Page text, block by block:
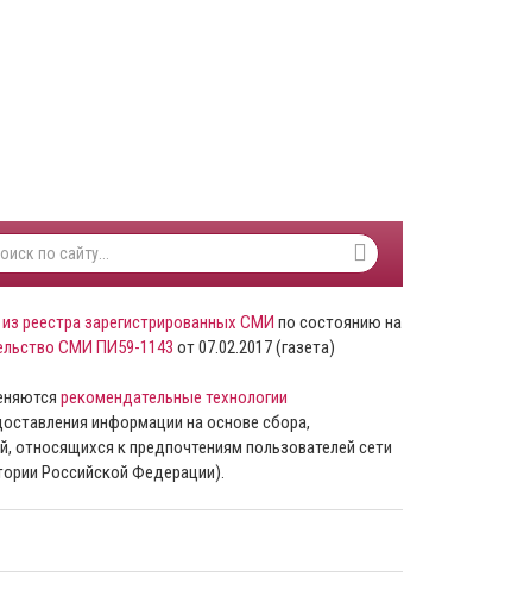
реестра зарегистрированных СМИ по состоянию на
СМИ ПИ59-1143 от 07.02.2017 (газета)
рекомендательные технологии
информации на основе сбора,
относящихся к предпочтениям пользователей сети
Российской Федерации).